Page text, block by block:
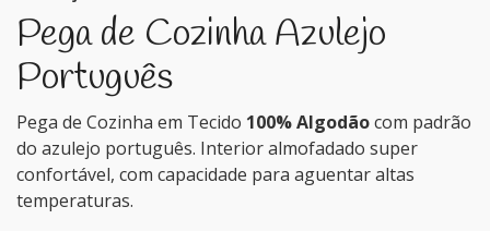
Pega de Cozinha Azulejo
Português
Pega de Cozinha em Tecido 100% Algodãocom padrão
do azulejo português. Interior almofadado super
confortável, com capacidade para aguentar altas
temperaturas.